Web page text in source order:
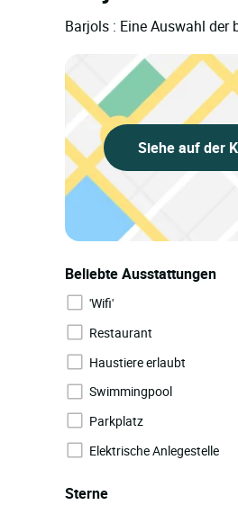
Barjols : Eine Auswahl der
Siehe auf der
Beliebte Ausstattungen
'Wifi'
Restaurant
Haustiere erlaubt
Swimmingpool
Parkplatz
Elektrische Anlegestelle
Sterne